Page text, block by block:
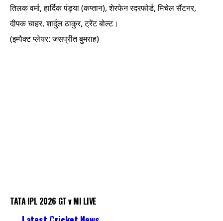
तिलक वर्मा, हार्दिक पंड्या (कप्तान), शेरफेन रदरफोर्ड, मिचेल सैंटनर,
दीपक चाहर, शार्दुल ठाकुर, ट्रेंट बोल्ट।
(इम्पैक्ट प्लेयर: जसप्रीत बुमराह)
TATA IPL 2026 GT v MI LIVE